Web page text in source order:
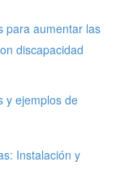
para aumentar las
discapacidad
y ejemplos de
Instalación y